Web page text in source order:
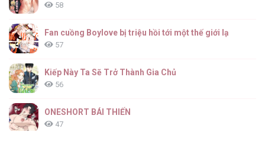
58
Fan cuồng Boylove bị triệu hồi tới một thế giới lạ
57
Kiếp Này Ta Sẽ Trở Thành Gia Chủ
56
ONESHORT BÁI THIẾN
47